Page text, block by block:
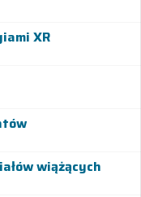
XR
wiążących